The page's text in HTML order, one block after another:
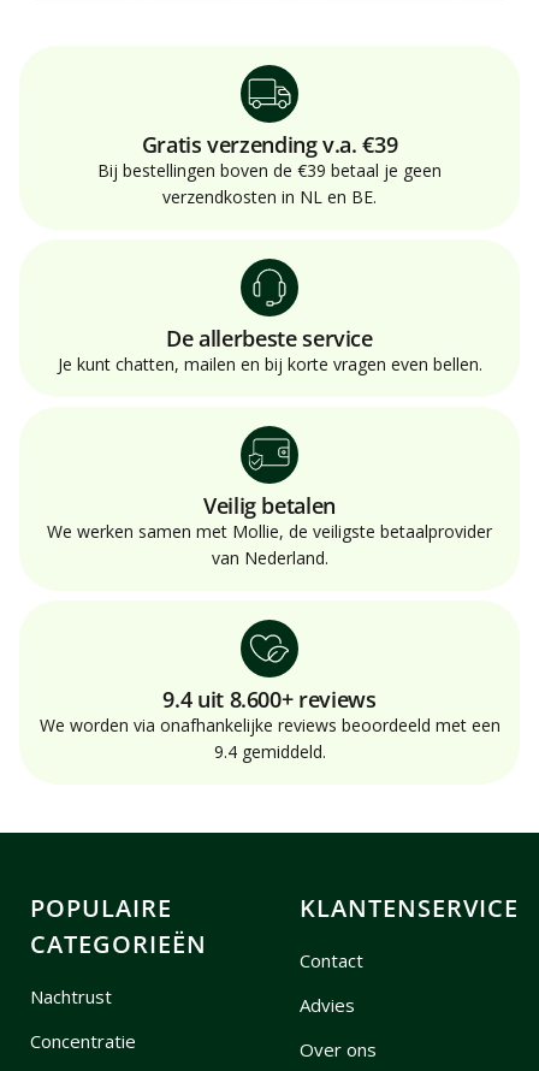
Gratis verzending v.a. €39
Bij bestellingen boven de €39 betaal je geen
verzendkosten in NL en BE.
De allerbeste service
Je kunt chatten, mailen en bij korte vragen even bellen.
Veilig betalen
We werken samen met Mollie, de veiligste betaalprovider
van Nederland.
9.4 uit 8.600+ reviews
We worden via onafhankelijke reviews beoordeeld met een
9.4 gemiddeld.
POPULAIRE
CATEGORIEËN
Nachtrust
Concentratie
KLANTENSERVICE
Contact
Advies
Over ons